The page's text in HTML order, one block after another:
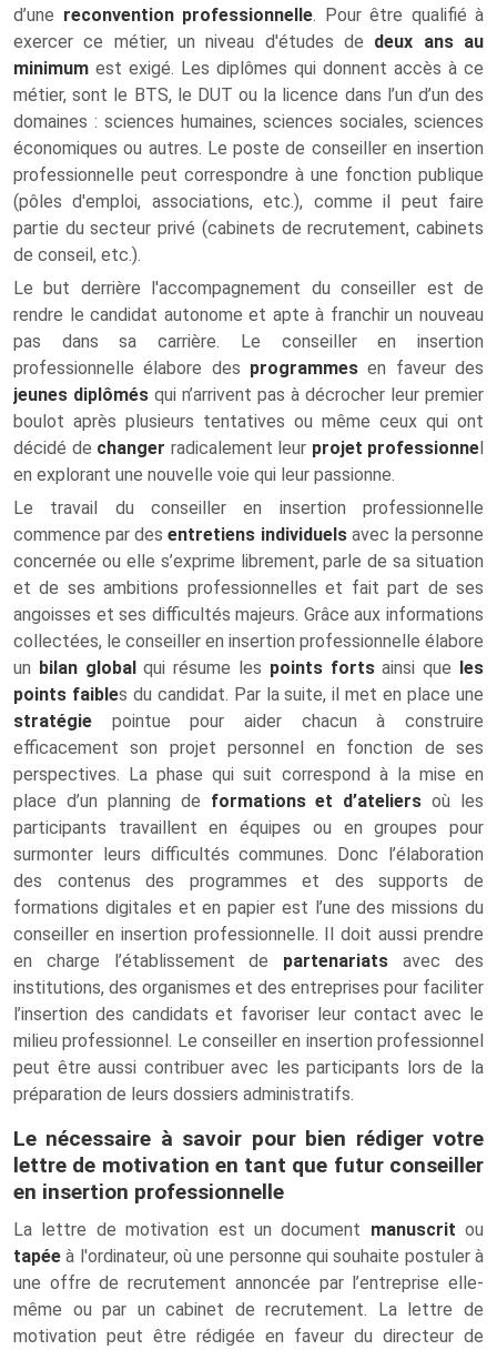
d’une reconvention professionnelle. Pour être qualifié à
exercer ce métier, un niveau d'études de deux ans au
minimum est exigé. Les diplômes qui donnent accès à ce
métier, sont le BTS, le DUT ou la licence dans l’un d’un des
domaines : sciences humaines, sciences sociales, sciences
économiques ou autres. Le poste de conseiller en insertion
professionnelle peut correspondre à une fonction publique
(pôles d'emploi, associations, etc.), comme il peut faire
partie du secteur privé (cabinets de recrutement, cabinets
de conseil, etc.).
Le but derrière l'accompagnement du conseiller est de
rendre le candidat autonome et apte à franchir un nouveau
pas dans sa carrière. Le conseiller en insertion
professionnelle élabore des programmesen faveur des
jeunes diplômés qui n’arrivent pas à décrocher leur premier
boulot après plusieurs tentatives ou même ceux qui ont
décidé de changer radicalement leur projet professionnel
en explorant une nouvelle voie qui leur passionne.
Le travail du conseiller en insertion professionnelle
commence par desentretiens individuels avec la personne
concernée ou elle s’exprime librement, parle de sa situation
et de ses ambitions professionnelles et fait part de ses
angoisses et ses difficultés majeurs. Grâce aux informations
collectées, le conseiller en insertion professionnelle élabore
un bilan globalqui résume les points fortsainsi que les
points faibles du candidat. Par la suite, il met en place une
stratégie pointue pour aider chacun à construire
efficacement son projet personnel en fonction de ses
perspectives. La phase qui suit correspond à la mise en
place d’un planning de formations et d’ateliers où les
participants travaillent en équipes ou en groupes pour
surmonter leurs difficultés communes. Donc l’élaboration
des contenus des programmes et des supports de
formations digitales et en papier est l’une des missions du
conseiller en insertion professionnelle. Il doit aussi prendre
en charge l’établissement de partenariatsavec des
institutions, des organismes et des entreprises pour faciliter
l’insertion des candidats et favoriser leur contact avec le
milieu professionnel. Le conseiller en insertion professionnel
peut être aussi contribuer avec les participants lors de la
préparation de leurs dossiers administratifs.
Le nécessaire à savoir pour bien rédiger votre
lettre de motivation en tant que futur conseiller
en insertion professionnelle
La lettre de motivation est un document manuscrit ou
tapéeà l'ordinateur, où une personne qui souhaite postuler à
une offre de recrutement annoncée par l’entreprise elle-
même ou par un cabinet de recrutement. La lettre de
motivation peut être rédigée en faveur du directeur de